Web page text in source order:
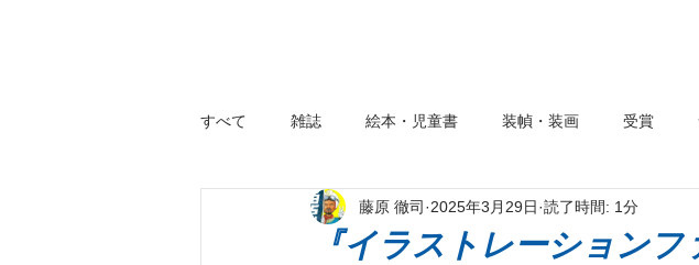
すべて 雑誌 絵本・児童書 装幀・装画 受賞
プレス情報 パッケージ
『イラストレーション
藤原 徹司 2025年3月29日 読了時間: 1分